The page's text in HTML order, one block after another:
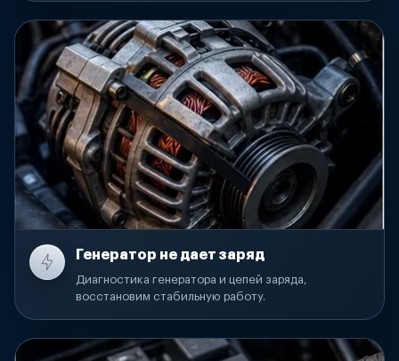
Генератор не дает заряд
Диагностика генератора и цепей заряда,
восстановим стабильную работу.